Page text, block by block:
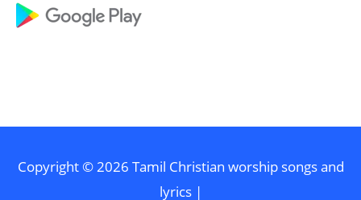
Copyright © 2026 Tamil Christian worship songs and
lyrics|